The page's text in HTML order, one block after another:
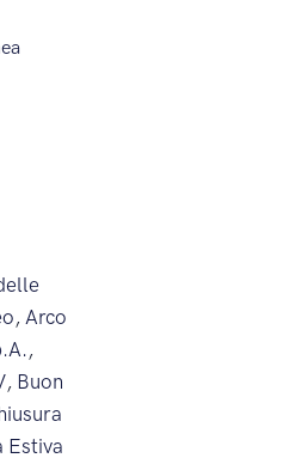
, Arco
,
, Buon
Estiva